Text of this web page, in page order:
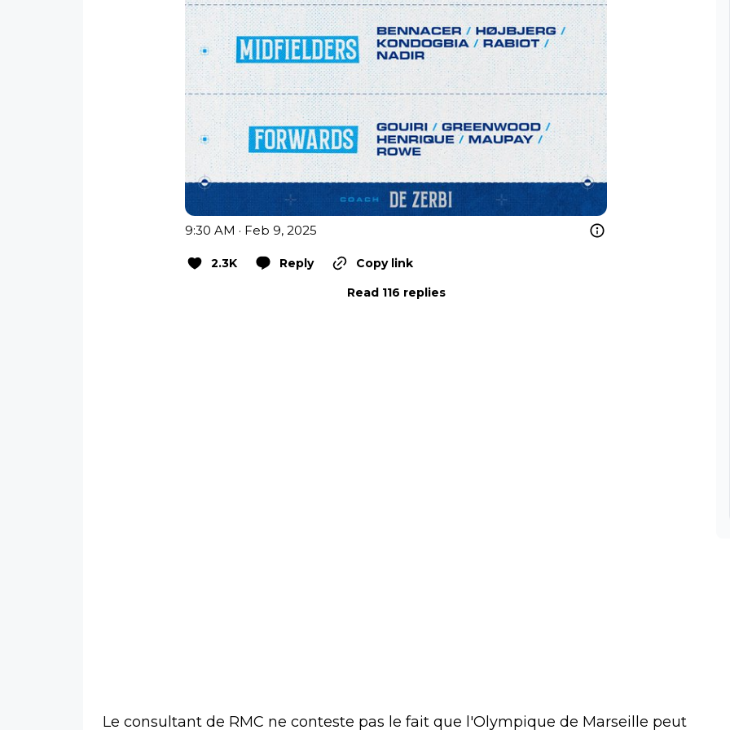
9:30 AM · Feb 9, 2025
2.3K Reply
Copy link
Read 116 replies
Le consultant de RMC ne conteste pas le fait que l'Olympique de Marseille peut